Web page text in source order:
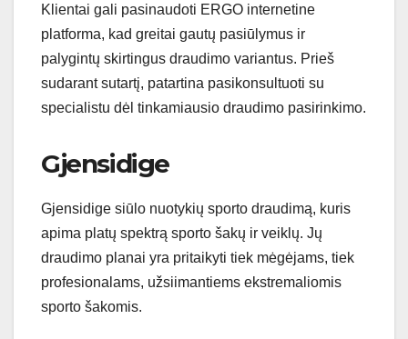
Klientai gali pasinaudoti ERGO internetine
platforma, kad greitai gautų pasiūlymus ir
palygintų skirtingus draudimo variantus. Prieš
sudarant sutartį, patartina pasikonsultuoti su
specialistu dėl tinkamiausio draudimo pasirinkimo.
Gjensidige
Gjensidige siūlo nuotykių sporto draudimą, kuris
apima platų spektrą sporto šakų ir veiklų. Jų
draudimo planai yra pritaikyti tiek mėgėjams, tiek
profesionalams, užsiimantiems ekstremaliomis
sporto šakomis.